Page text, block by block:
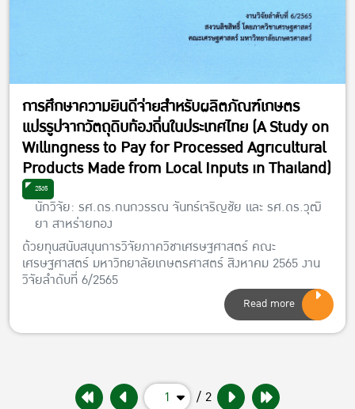
การศึกษาความยินดีจ่ายสำหรับผลิตภัณฑ์เกษตร
แปรรูปจากวัตถุดิบท้องถิ่นในประเทศไทย (A Study on
Willingness to Pay for Processed Agricultural
Products Made from Local Inputs in Thailand)
2565
นักวิจัย: รศ.ดร.กนกวรรณ จันทร์เจริญชัย และ รศ.ดร.วุฒิ
ยา สาหร่ายทอง
ด้วยทุนสนับสนุนการวิจัยภาควิชาเศรษฐศาสตร์ คณะ
เศรษฐศาสตร์ มหาวิทยาลัยเกษตรศาสตร์ สิงหาคม 2565 งาน
วิจัยลำดับที่ 6/2565
Read more
1 / 2